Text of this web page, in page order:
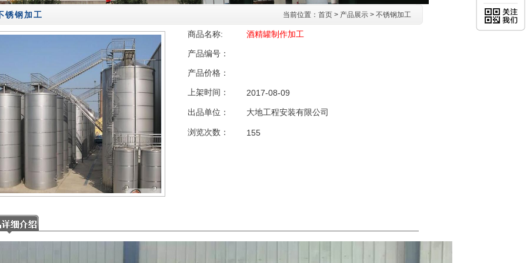
当前位置： 首页 > 产品展示 > 不锈钢加工
锈钢加工
商品名称: 酒精罐制作加工
产品编号：
产品价格：
上架时间： 2017-08-09
出品单位： 大地工程安装有限公司
浏览次数： 155